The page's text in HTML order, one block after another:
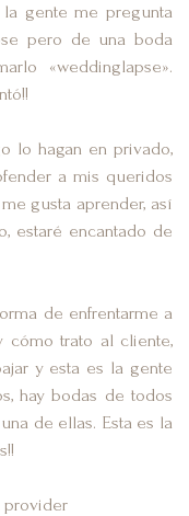
gente me pregunta
pero de una boda
«weddinglapse».
lo hagan en privado,
a mis queridos
gusta aprender, así
estaré encantado de
de enfrentarme a
cómo trato al cliente,
y esta es la gente
hay bodas de todos
de ellas. Esta es la
provider